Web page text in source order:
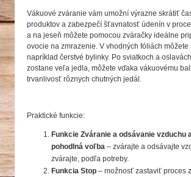
Vákuové zváranie vám umožní výrazne skrátiť
produktov a zabezpečí šťavnatosť údenín v
a na jeseň môžete pomocou zváračky ideálne
ovocie na zmrazenie. V vhodných fóliách
napríklad čerstvé bylinky. Po sviatkoch a
zostane veľa jedla, môžete vďaka vákuovému
trvanlivosť rôznych chutných jedál.
Praktické funkcie:
Funkcie Zváranie a odsávanie vzduchu
pohodlná voľba – zvárajte a odsávajte
zvárajte, podľa potreby.
Funkcia Stop – možnosť zastaviť proces